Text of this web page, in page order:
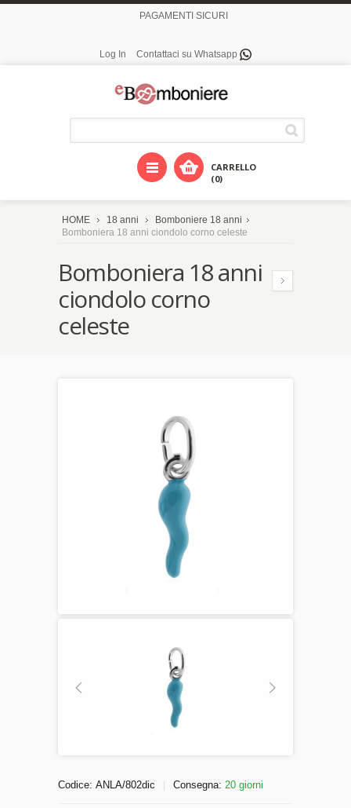
PAGAMENTI SICURI
Log In Contattaci su Whatsapp
CARRELLO
(0)
HOME 18 anni
Bomboniere 18 anni
Bomboniera 18 anni ciondolo corno celeste
Bomboniera 18 anni
ciondolo corno
celeste
Codice: ANLA/802dic Consegna: 20 giorni